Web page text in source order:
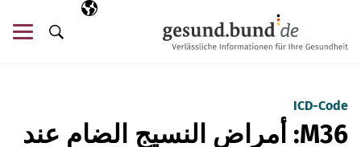
اللغة المختارة
AR
البحث
ICD-Code
M36: أمراض النسيج الضام عند